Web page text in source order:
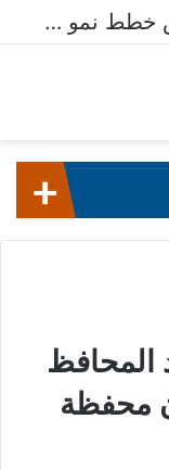
إي اف چي فاينانس تستعرض خطط نمو «بلد» لتعزيز حضورها في سوق تحويلات المصريين بالخارج
المحافظ